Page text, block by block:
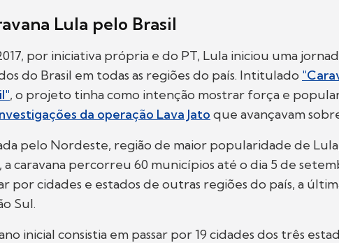
Lula pelo Brasil
por iniciativa própria e do PT, Lula iniciou uma
do Brasil em todas as regiões do país. Intitulado
, o projeto tinha como intenção mostrar força e
da operação Lava Jato que avançavam
pelo Nordeste, região de maior popularidade de
a caravana percorreu 60 municípios até o dia 5 de
por cidades e estados de outras regiões do país, a
Sul.
inicial consistia em passar por 19 cidades dos três